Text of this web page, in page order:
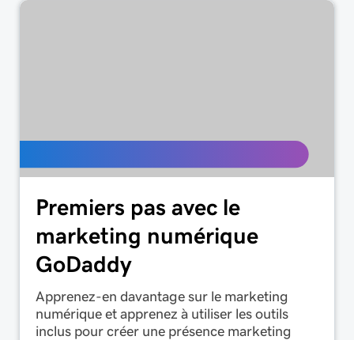
Premiers pas avec le
marketing numérique
GoDaddy
Apprenez-en davantage sur le marketing
numérique et apprenez à utiliser les outils
inclus pour créer une présence marketing